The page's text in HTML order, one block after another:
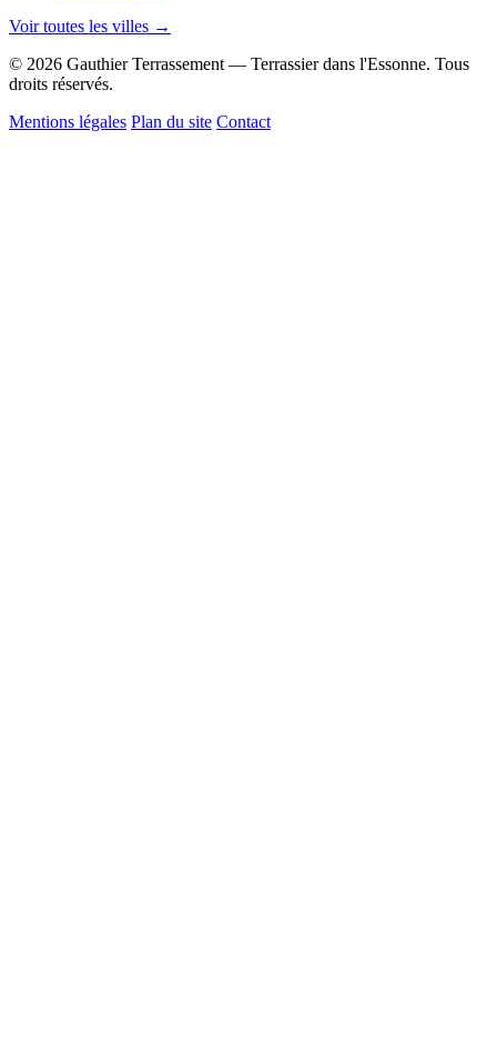
Voir toutes les villes →
© 2026 Gauthier Terrassement — Terrassier dans l'Essonne. Tous
droits réservés.
Mentions légales Plan du site Contact